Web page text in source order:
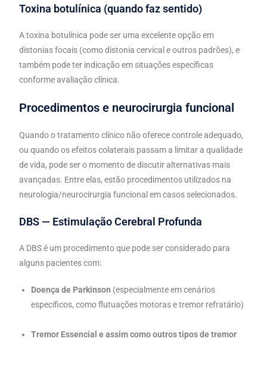
Toxina botulínica (quando faz sentido)
A toxina botulínica pode ser uma excelente opção em
distonias focais (como distonia cervical e outros padrões), e
também pode ter indicação em situações específicas
conforme avaliação clínica.
Procedimentos e neurocirurgia funcional
Quando o tratamento clínico não oferece controle adequado,
ou quando os efeitos colaterais passam a limitar a qualidade
de vida, pode ser o momento de discutir alternativas mais
avançadas. Entre elas, estão procedimentos utilizados na
neurologia/neurocirurgia funcional em casos selecionados.
DBS — Estimulação Cerebral Profunda
A DBS é um procedimento que pode ser considerado para
alguns pacientes com:
Doença de Parkinson (especialmente em cenários
específicos, como flutuações motoras e tremor refratário)
Tremor Essencial e assim como outros tipos de tremor